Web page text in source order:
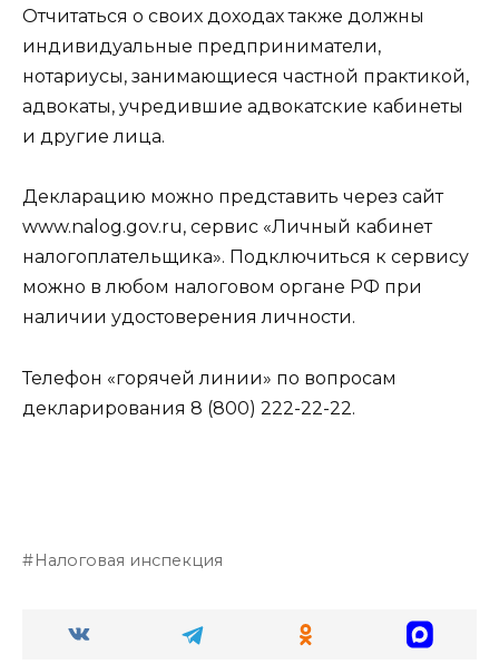
Отчитаться о своих доходах также должны
индивидуальные предприниматели,
нотариусы, занимающиеся частной практикой,
адвокаты, учредившие адвокатские кабинеты
и другие лица.
Декларацию можно представить через сайт
www.nalog.gov.ru, сервис «Личный кабинет
налогоплательщика». Подключиться к сервису
можно в любом налоговом органе РФ при
наличии удостоверения личности.
Телефон «горячей линии» по вопросам
декларирования 8 (800) 222-22-22.
Налоговая инспекция